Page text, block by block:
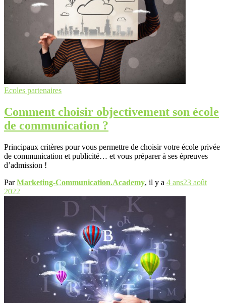
Ecoles partenaires
Comment choisir objectivement son école
de communication ?
Principaux critères pour vous permettre de choisir votre école privée
de communication et publicité… et vous préparer à ses épreuves
d’admission !
ParMarketing-Communication.Academy, il y a 4 ans23 août
2022